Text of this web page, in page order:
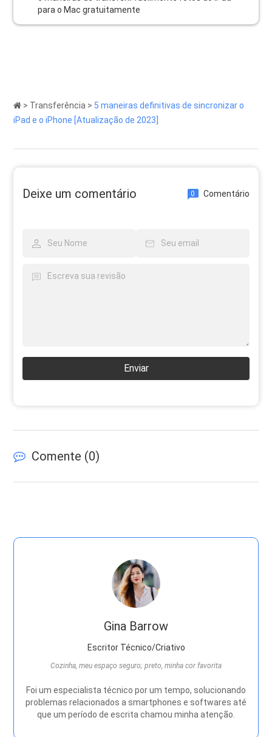
para o Mac gratuitamente
> Transferência > 5 maneiras definitivas de sincronizar o
iPad e o iPhone [Atualização de 2023]
Deixe um comentário 0 Comentário
Enviar
Comente (0)
Gina Barrow
Escritor Técnico/Criativo
Cozinha, meu espaço seguro; preto, minha cor favorita
Foi um especialista técnico por um tempo, solucionando
problemas relacionados a smartphones e softwares até
que um período de escrita chamou minha atenção.